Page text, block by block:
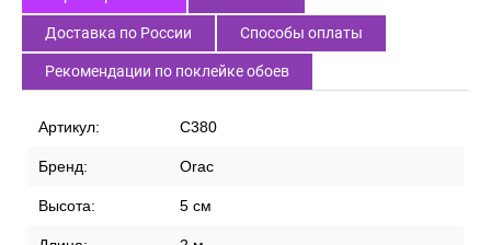
Доставка по России Способы оплаты
Рекомендации по поклейке обоев
Артикул: C380
Бренд: Orac
Высота: 5 см